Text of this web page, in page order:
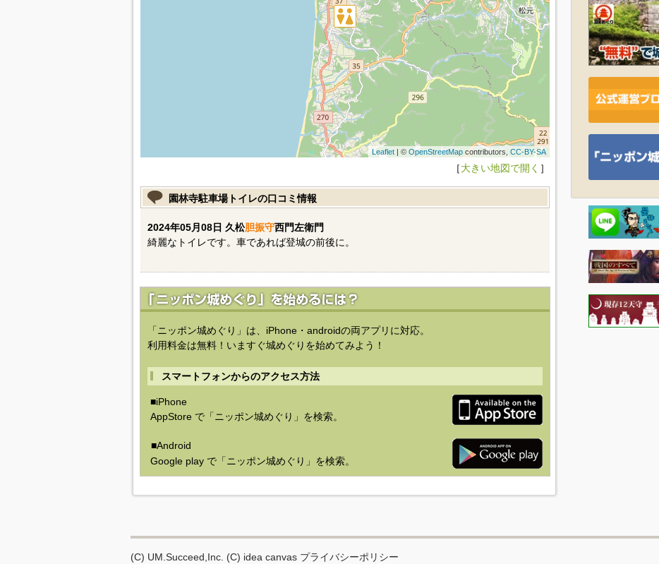
Leaflet| © OpenStreetMapcontributors, CC-BY-SA
［大きい地図で開く ］
園林寺駐車場トイレの口コミ情報
2024年05月08日 久松胆振守西門左衛門
綺麗なトイレです。車であれば登城の前後に。
「ニッポン城めぐり」は、iPhone・androidの両アプリに対応。
利用料金は無料！いますぐ城めぐりを始めてみよう！
スマートフォンからのアクセス方法
■iPhone
AppStore で「ニッポン城めぐり」を検索。
■Android
Google play で「ニッポン城めぐり」を検索。
(C) UM.Succeed,Inc. (C) idea canvas プライバシーポリシー